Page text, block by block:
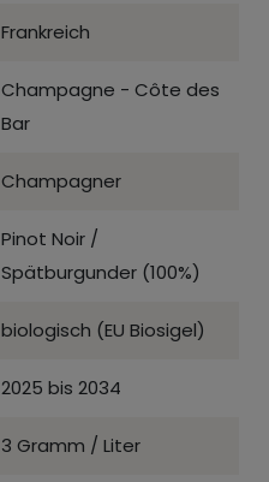
Frankreich
Champagne - Côte des
Bar
Champagner
Pinot Noir /
Spätburgunder (100%)
biologisch (EU Biosigel)
2025 bis 2034
3 Gramm / Liter